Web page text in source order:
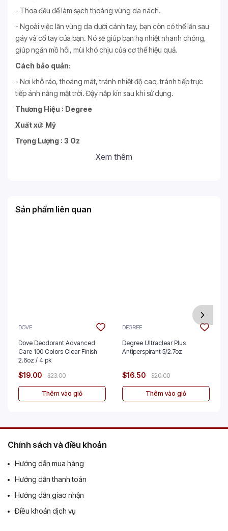
- Thoa đều để làm sạch thoáng vùng da nách.
- Ngoài việc lăn vùng da dưới cánh tay, bạn còn có thể lăn sau
gáy và cổ tay của bạn. Nó sẽ giúp bạn hạ nhiệt nhanh chóng,
giúp ngăn mồ hôi, mùi khó chịu của cơ thể hiệu quả.
Cách bảo quản:
- Nơi khô ráo, thoáng mát, tránh nhiệt độ cao, tránh tiếp trực
tiếp ánh nắng mặt trời. Đậy nắp kín sau khi sử dụng.
Thương Hiệu : Degree
Xuất xứ: Mỹ
Trọng Lượng : 3 Oz
Xem thêm
Sản phẩm liên quan
DOVE
Dove Deodorant Advanced
Care 100 Colors Clear Finish
2.6oz / 4 pk
$19.00 $23.00
Thêm vào giỏ
DEGREE
Degree Ultraclear Plus
Antiperspirant 5/2.7oz
$16.50 $20.00
Thêm vào giỏ
Chính sách và điều khoản
Hướng dẫn mua hàng
Hướng dẫn thanh toán
Hướng dẫn giao nhận
Điều khoản dịch vụ